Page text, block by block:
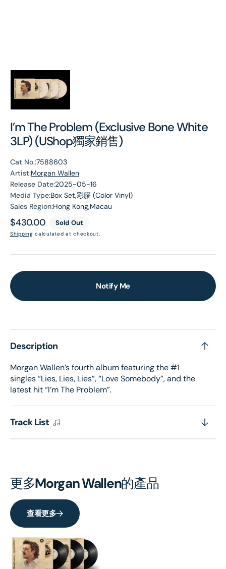
I’m The Problem (Exclusive Bone White
3LP) (UShop獨家銷售)
Cat No.:7588603
Artist:Morgan Wallen
Release Date:2025-05-16
Media Type:Box Set,彩膠 (Color Vinyl)
Sales Region:Hong Kong,Macau
Regular
price
$430.00 Sold Out
Shipping calculated at checkout.
Notify Me
Description
Morgan Wallen’s fourth album featuring the #1
singles “Lies, Lies, Lies”, “Love Somebody”, and the
latest hit “I’m The Problem”.
Track List
更多Morgan Wallen的產品
查看更多